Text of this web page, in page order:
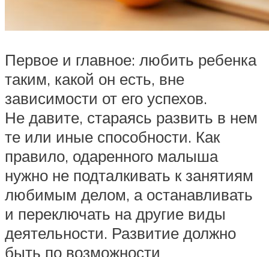
Первое и главное: любить ребенка
таким, какой он есть, вне
зависимости от его успехов.
Не давите, стараясь развить в нем
те или иные способности. Как
правило, одаренного малыша
нужно не подталкивать к занятиям
любимым делом, а останавливать
и переключать на другие виды
деятельности. Развитие должно
быть по возможности